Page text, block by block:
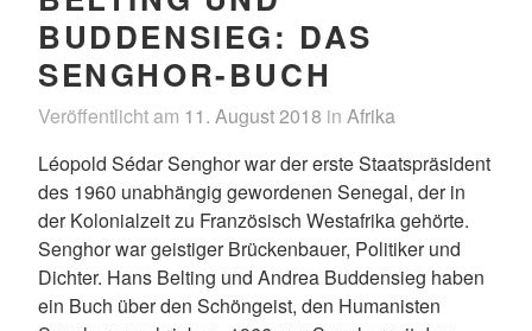
BUDDENSIEG: DAS
SENGHOR-BUCH
Veröffentlicht am 11. August 2018 in Afrika
Léopold Sédar Senghor war der erste Staatspräsident
des 1960 unabhängig gewordenen Senegal, der in
der Kolonialzeit zu Französisch Westafrika gehörte.
Senghor war geistiger Brückenbauer, Politiker und
Dichter. Hans Belting und Andrea Buddensieg haben
ein Buch über den Schöngeist, den Humanisten